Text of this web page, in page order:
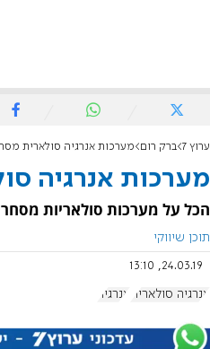
ערוץ 7 ברק רום מערכות אנרגיה סולארית
מערכות אנרגיה
הכל על מערכות סולאריות
תוכן שיווקי
24.03.19, 13:10
אנרגיה סולארית אנרגיה